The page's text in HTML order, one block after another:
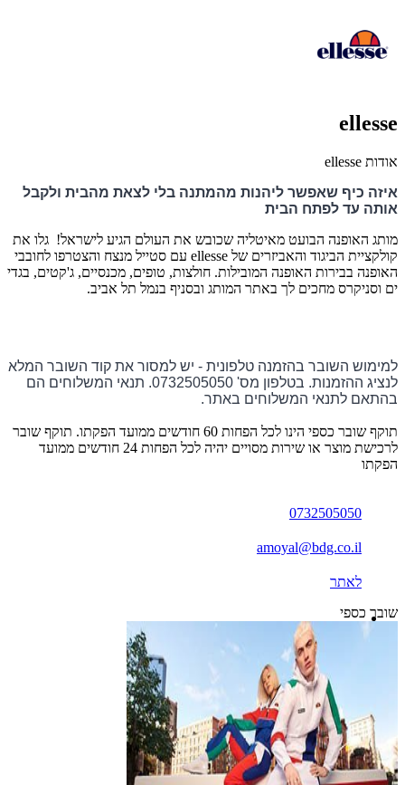
ellesse
אודות ellesse
איזה כיף שאפשר ליהנות מהמתנה בלי לצאת מהבית ולקבל
אותה עד לפתח הבית
מותג האופנה הבועט מאיטליה שכובש את העולם הגיע לישראל! גלו את
קולקציית הביגוד והאביזרים של ellesse עם סטייל מנצח והצטרפו לחובבי
האופנה בבירות האופנה המובילות. חולצות, טופים, מכנסיים, ג'קטים, בגדי
ים וסניקרס מחכים לך באתר המותג ובסניף בנמל תל אביב.
למימוש השובר בהזמנה טלפונית - יש למסור את קוד השובר המלא
לנציג ההזמנות. בטלפון מס' 0732505050.
תנאי המשלוחים הם
בהתאם לתנאי המשלוחים באתר.
תוקף שובר כספי הינו לכל הפחות 60 חודשים ממועד הפקתו. תוקף שובר
לרכישת מוצר או שירות מסויים יהיה לכל הפחות 24 חודשים ממועד
הפקתו
0732505050
amoyal@bdg.co.il
לאתר
שובר כספי